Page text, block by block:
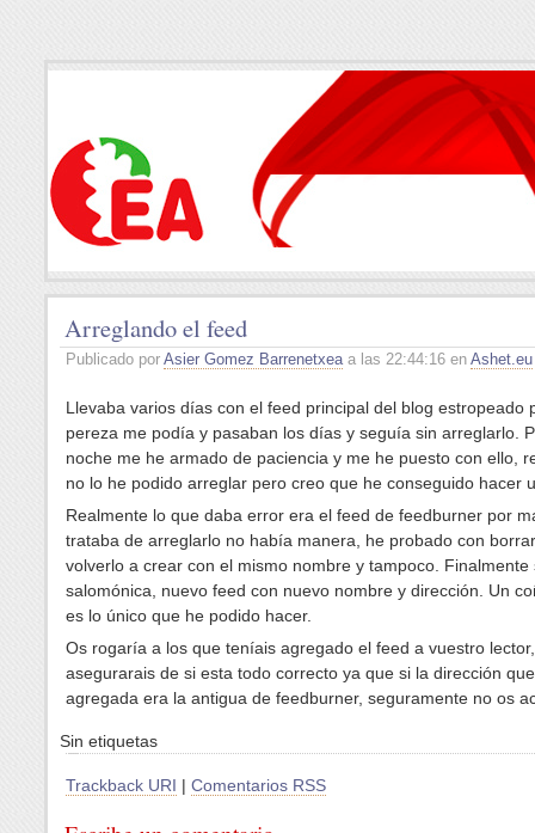
Arreglando el feed
Publicado por Asier Gomez Barrenetxeaa las 22:44:16 en Ashet.eu
Llevaba varios días con el feed principal del blog estropeado
pereza me podía y pasaban los días y seguía sin arreglarlo.
noche me he armado de paciencia y me he puesto con ello,
no lo he podido arreglar pero creo que he conseguido hacer
Realmente lo que daba error era el feed de feedburner por
trataba de arreglarlo no había manera, he probado con
volverlo a crear con el mismo nombre y tampoco. Finalmente
salomónica, nuevo feed con nuevo nombre y dirección. Un
es lo único que he podido hacer.
Os rogaría a los que teníais agregado el feed a vuestro
asegurarais de si esta todo correcto ya que si la dirección
agregada era la antigua de feedburner, seguramente no os
Sin etiquetas
Trackback URI | Comentarios RSS